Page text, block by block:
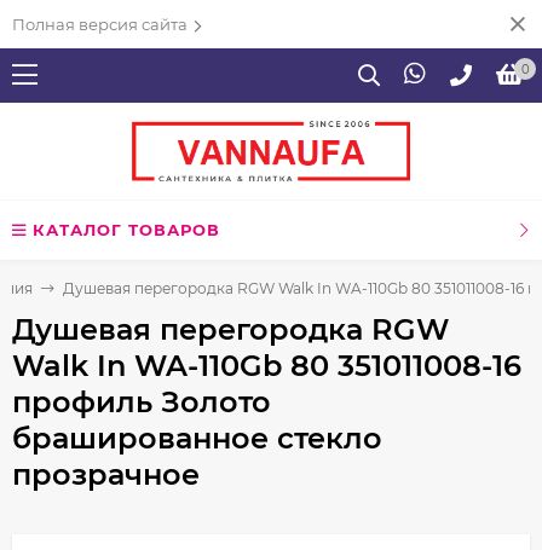
Полная версия сайта
0
КАТАЛОГ ТОВАРОВ
Душевая перегородка RGW Walk In WA-110Gb 80 351011008-
Душевая перегородка RGW
Walk In WA-110Gb 80 351011008-16
профиль Золото
брашированное стекло
прозрачное